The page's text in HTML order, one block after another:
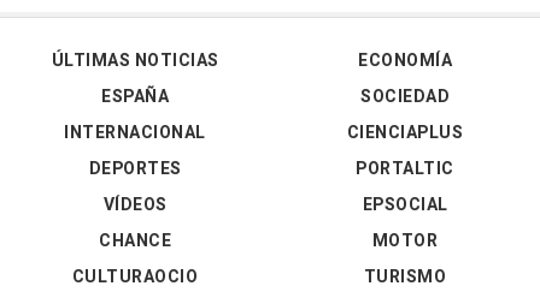
ÚLTIMAS NOTICIAS
ESPAÑA
INTERNACIONAL
DEPORTES
VÍDEOS
ECONOMÍA
SOCIEDAD
CIENCIAPLUS
PORTALTIC
EPSOCIAL
CHANCE
CULTURAOCIO
MOTOR
TURISMO